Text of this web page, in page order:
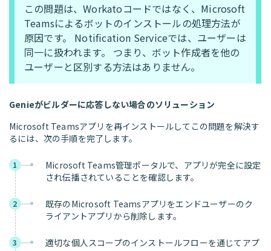
この問題は、Workatoコードではなく、Microsoft
Teamsによるボットのインストールの処理方法が
原因です。 Notification Serviceでは、ユーザーは
同一に扱われます。 つまり、ボット作成者を他の
ユーザーと区別する方法はありません。
Genieがビルダーに応答しない場合のソリューション
Microsoft Teamsアプリを再インストールしてこの問題を解決す
るには、次の手順を完了します。
1
Microsoft Teams管理ポータルで、アプリが完全に設定
され伝播されていることを確認します。
2
既存のMicrosoft Teamsアプリをエンドユーザーのク
ライアントアプリから削除します。
3
適切な個人スコープのインストールフローを通じてアプ